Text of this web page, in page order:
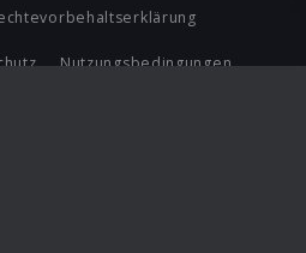
Nutzungsbedingungen